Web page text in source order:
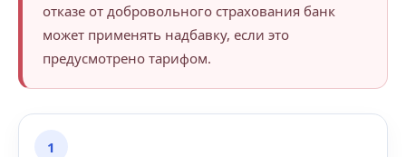
отказе от добровольного страхования банк
может применять надбавку, если это
предусмотрено тарифом.
1